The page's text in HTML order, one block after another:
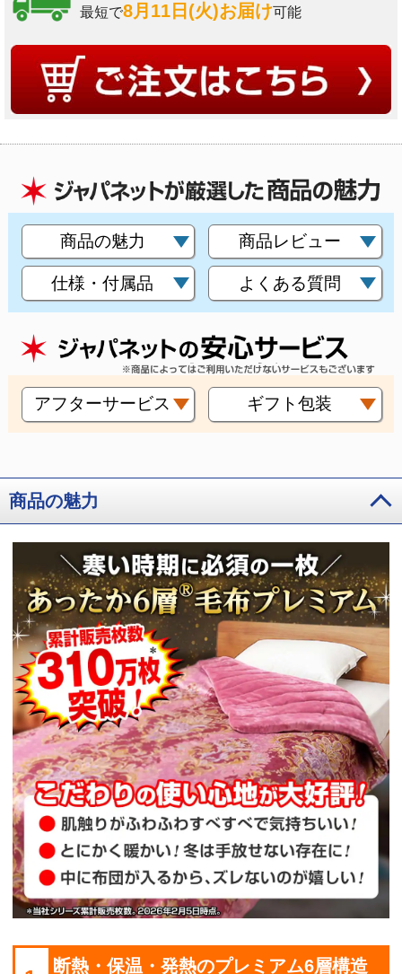
最短で8月11日(火)お届け可能
商品の魅力 商品レビュー
仕様・付属品 よくある質問
アフターサービス ギフト包装
商品の魅力
断熱・保温・発熱のプレミアム6層構造